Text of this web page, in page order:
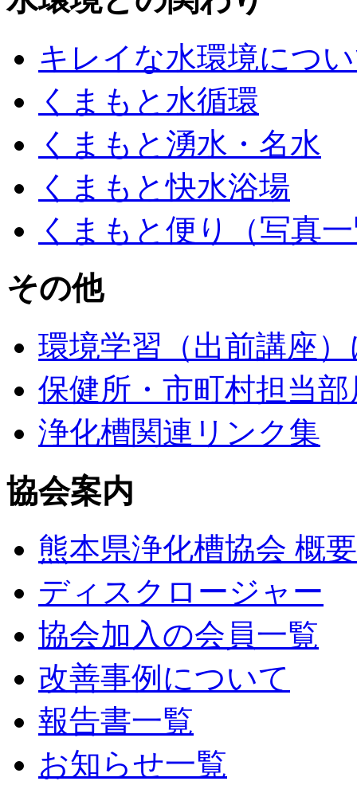
キレイな水環境につ
くまもと水循環
くまもと湧水・名水
くまもと快水浴場
くまもと便り（写真
その他
環境学習（出前講座
保健所・市町村担当部
浄化槽関連リンク集
協会案内
熊本県浄化槽協会 概要
ディスクロージャー
協会加入の会員一覧
改善事例について
報告書一覧
お知らせ一覧